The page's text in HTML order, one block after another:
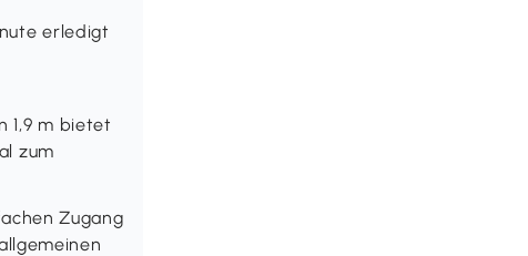
erledigt
1,9 m bietet
zum
Zugang